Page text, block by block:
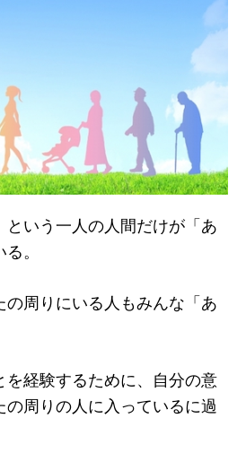
という一人の人間だけが「あ
。
の周りにいる人もみんな「あ
を経験するために、自分の意
周りの人に入っているに過